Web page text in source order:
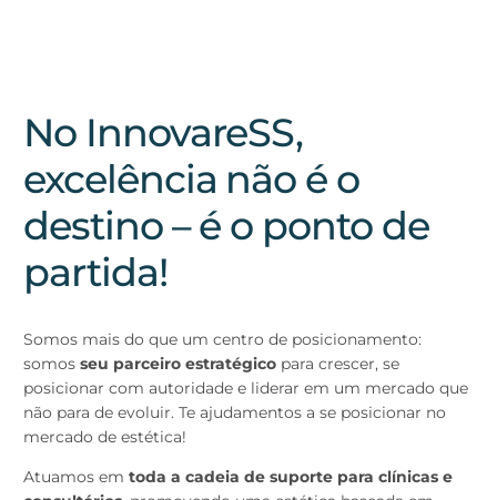
No InnovareSS,
excelência não é o
destino – é o ponto de
partida!
Somos mais do que um centro de posicionamento:
somos seu parceiro estratégico para crescer, se
posicionar com autoridade e liderar em um mercado que
não para de evoluir. Te ajudamentos a se posicionar no
mercado de estética!
Atuamos em toda a cadeia de suporte para clínicas e